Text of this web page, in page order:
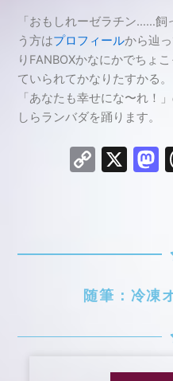
「おもしれーゼラチン……
う方はプロフィールから辿
りFANBOXかなにかでちょ
ていられてかなりたすかる
「あなたも幸せにな〜れ！
しらランバダを踊ります。
Copy
X
随筆：冷凍